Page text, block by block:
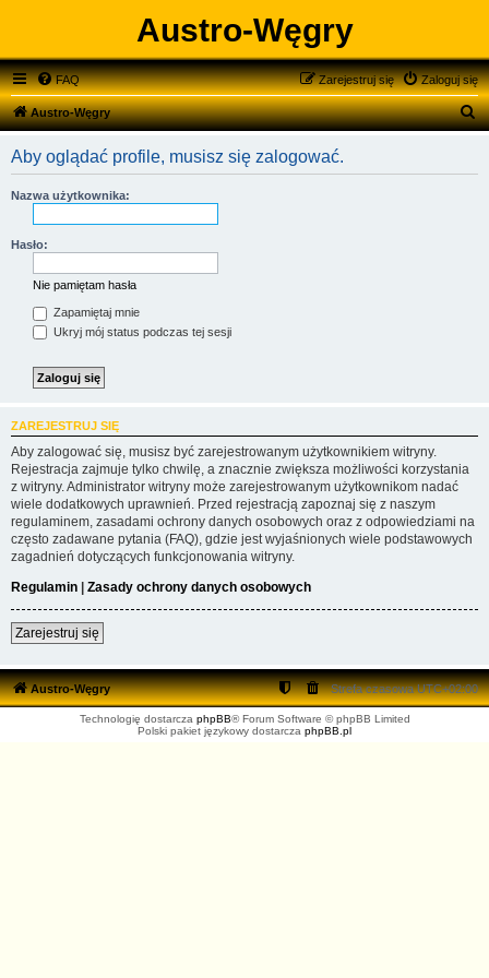
Austro-Węgry
FAQ Zaloguj się
Zarejestruj się
Austro-Węgry
S
Aby oglądać profile, musisz się zalogować.
Nazwa użytkownika:
Hasło:
Nie pamiętam hasła
Zapamiętaj mnie
Ukryj mój status podczas tej sesji
ZAREJESTRUJ SIĘ
Aby zalogować się, musisz być zarejestrowanym użytkownikiem witryny.
Rejestracja zajmuje tylko chwilę, a znacznie zwiększa możliwości korzystania
z witryny. Administrator witryny może zarejestrowanym użytkownikom nadać
wiele dodatkowych uprawnień. Przed rejestracją zapoznaj się z naszym
regulaminem, zasadami ochrony danych osobowych oraz z odpowiedziami na
często zadawane pytania (FAQ), gdzie jest wyjaśnionych wiele podstawowych
zagadnień dotyczących funkcjonowania witryny.
Regulamin | Zasady ochrony danych osobowych
Zarejestruj się
Austro-Węgry Strefa czasowaUTC+02:00
Technologię dostarcza phpBB® Forum Software © phpBB Limited
Polski pakiet językowy dostarcza phpBB.pl